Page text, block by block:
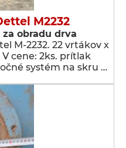
M2232
obradu drva
M-2232. 22 vrtákov x
cene: 2ks. prítlak
systém na skru …